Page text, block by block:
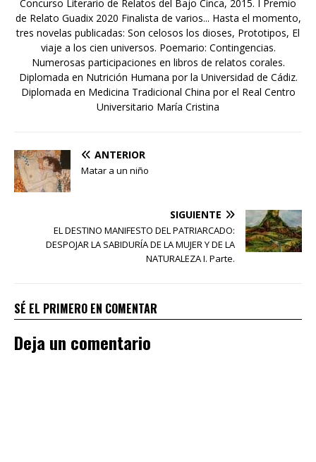
Concurso Literario de Relatos del Bajo Cinca, 2015. I Premio
de Relato Guadix 2020 Finalista de varios... Hasta el momento,
tres novelas publicadas: Son celosos los dioses, Prototipos, El
viaje a los cien universos. Poemario: Contingencias.
Numerosas participaciones en libros de relatos corales.
Diplomada en Nutrición Humana por la Universidad de Cádiz.
Diplomada en Medicina Tradicional China por el Real Centro
Universitario María Cristina
ANTERIOR
Matar a un niño
SIGUIENTE
EL DESTINO MANIFESTO DEL PATRIARCADO:
DESPOJAR LA SABIDURÍA DE LA MUJER Y DE LA
NATURALEZA I. Parte.
SÉ EL PRIMERO EN COMENTAR
Deja un comentario